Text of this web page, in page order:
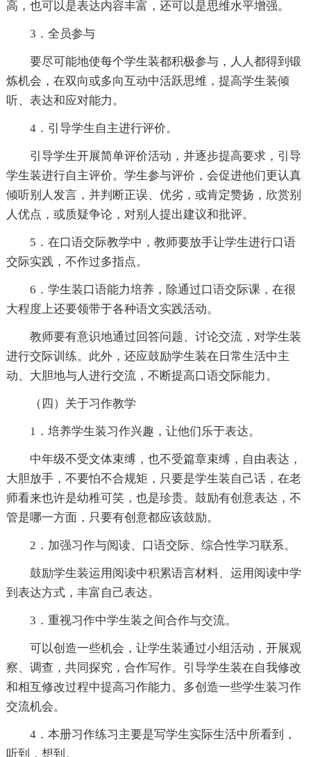
高，也可以是表达内容丰富，还可以是思维水平增强。
3．全员参与
要尽可能地使每个学生装都积极参与，人人都得到锻
炼机会，在双向或多向互动中活跃思维，提高学生装倾
听、表达和应对能力。
4．引导学生自主进行评价。
引导学生开展简单评价活动，并逐步提高要求，引导
学生装进行自主评价。学生参与评价，会促进他们更认真
倾听别人发言，并判断正误、优劣，或肯定赞扬，欣赏别
人优点，或质疑争论，对别人提出建议和批评。
5．在口语交际教学中，教师要放手让学生进行口语
交际实践，不作过多指点。
6．学生装口语能力培养，除通过口语交际课，在很
大程度上还要领带于各种语文实践活动。
教师要有意识地通过回答问题、讨论交流，对学生装
进行交际训练。此外，还应鼓励学生装在日常生活中主
动、大胆地与人进行交流，不断提高口语交际能力。
（四）关于习作教学
1．培养学生装习作兴趣，让他们乐于表达。
中年级不受文体束缚，也不受篇章束缚，自由表达，
大胆放手，不要怕不合规矩，只要是学生装自己话，在老
师看来也许是幼稚可笑，也是珍贵。鼓励有创意表达，不
管是哪一方面，只要有创意都应该鼓励。
2．加强习作与阅读、口语交际、综合性学习联系。
鼓励学生装运用阅读中积累语言材料、运用阅读中学
到表达方式，丰富自己表达。
3．重视习作中学生装之间合作与交流。
可以创造一些机会，让学生装通过小组活动，开展观
察、调查，共同探究，合作写作。引导学生装在自我修改
和相互修改过程中提高习作能力。多创造一些学生装习作
交流机会。
4．本册习作练习主要是写学生实际生活中所看到，
听到，想到。